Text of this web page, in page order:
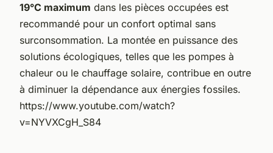
19°C maximum dans les pièces occupées est
recommandé pour un confort optimal sans
surconsommation. La montée en puissance des
solutions écologiques, telles que les pompes à
chaleur ou le chauffage solaire, contribue en outre
à diminuer la dépendance aux énergies fossiles.
https://www.youtube.com/watch?
v=NYVXCgH_S84